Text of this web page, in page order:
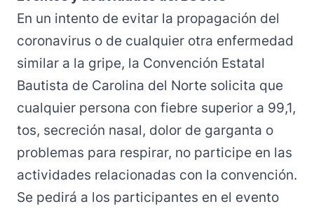
En un intento de evitar la propagación del
coronavirus o de cualquier otra enfermedad
similar a la gripe, la Convención Estatal
Bautista de Carolina del Norte solicita que
cualquier persona con fiebre superior a 99,1,
tos, secreción nasal, dolor de garganta o
problemas para respirar, no participe en las
actividades relacionadas con la convención.
Se pedirá a los participantes en el evento